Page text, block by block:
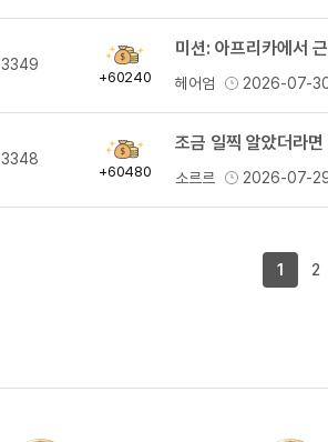
3349
획
득
+60240
미션: 아프리카에서
헤어엄 2026-07-
3348
획
득
+60480
조금 일찍 알았더라
소르르 2026-07-
1 2